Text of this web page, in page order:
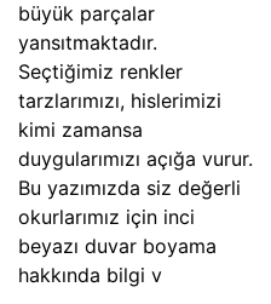
büyük parçalar
yansıtmaktadır.
Seçtiğimiz renkler
tarzlarımızı, hislerimizi
kimi zamansa
duygularımızı açığa vurur.
Bu yazımızda siz değerli
okurlarımız için inci
beyazı duvar boyama
hakkında bilgi v